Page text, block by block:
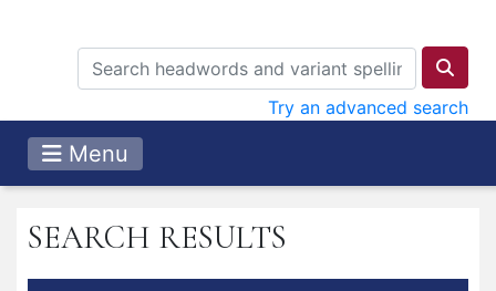
Try an advanced search
Menu
SEARCH RESULTS